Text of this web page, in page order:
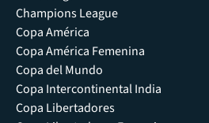
Champions League
Copa América
Copa América Femenina
Copa del Mundo
Copa Intercontinental India
Copa Libertadores